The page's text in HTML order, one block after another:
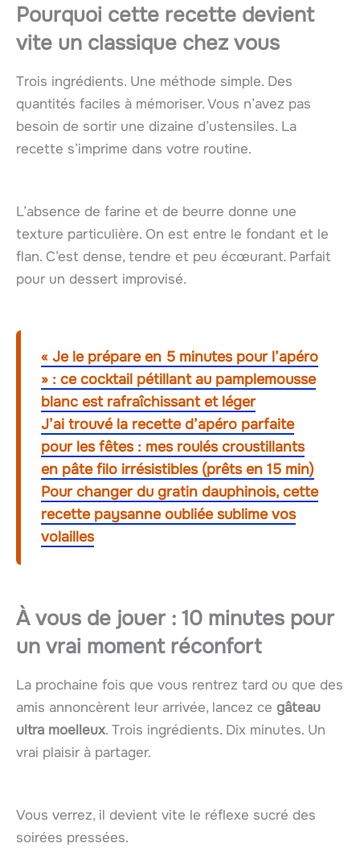
Pourquoi cette recette devient
vite un classique chez vous
Trois ingrédients. Une méthode simple. Des
quantités faciles à mémoriser. Vous n’avez pas
besoin de sortir une dizaine d’ustensiles. La
recette s’imprime dans votre routine.
L’absence de farine et de beurre donne une
texture particulière. On est entre le fondant et le
flan. C’est dense, tendre et peu écœurant. Parfait
pour un dessert improvisé.
« Je le prépare en 5 minutes pour l’apéro
» : ce cocktail pétillant au pamplemousse
blanc est rafraîchissant et léger
J’ai trouvé la recette d’apéro parfaite
pour les fêtes : mes roulés croustillants
en pâte filo irrésistibles (prêts en 15 min)
Pour changer du gratin dauphinois, cette
recette paysanne oubliée sublime vos
volailles
À vous de jouer : 10 minutes pour
un vrai moment réconfort
La prochaine fois que vous rentrez tard ou que des
amis annoncèrent leur arrivée, lancez ce gâteau
ultra moelleux. Trois ingrédients. Dix minutes. Un
vrai plaisir à partager.
Vous verrez, il devient vite le réflexe sucré des
soirées pressées.